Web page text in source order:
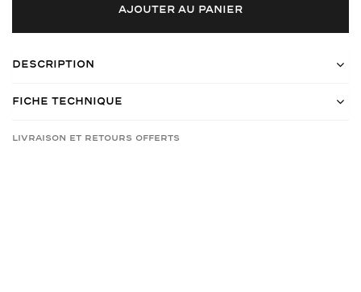
AJOUTER AU PANIER
Description
Fiche Technique
Livraison et retours offerts